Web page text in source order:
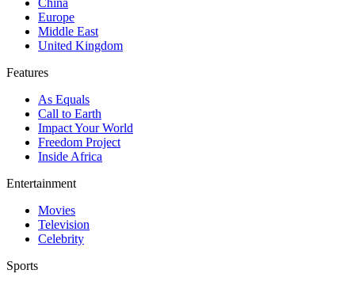
China
Europe
Middle East
United Kingdom
Features
As Equals
Call to Earth
Impact Your World
Freedom Project
Inside Africa
Entertainment
Movies
Television
Celebrity
Sports